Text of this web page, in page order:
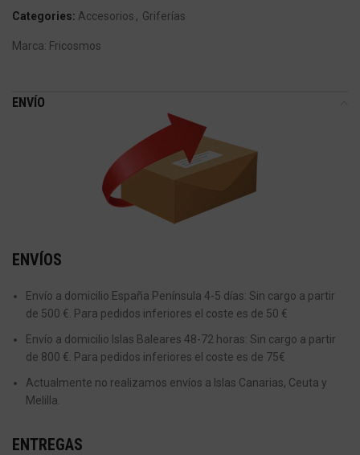
Categories: Accesorios , Griferías
Marca: Fricosmos
ENVÍO
ENVÍOS
Envío a domicilio España Península 4-5 días: Sin cargo a partir
de 500 €. Para pedidos inferiores el coste es de 50 €
Envío a domicilio Islas Baleares 48-72 horas: Sin cargo a partir
de 800 €. Para pedidos inferiores el coste es de 75€
Actualmente no realizamos envíos a Islas Canarias, Ceuta y
Melilla.
ENTREGAS